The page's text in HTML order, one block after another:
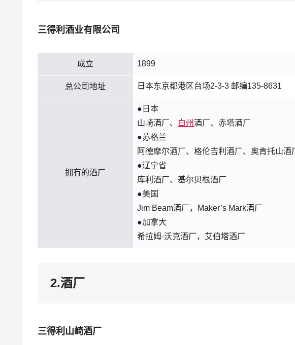
三得利酒业有限公司
成立 1899
总公司地址 日本东京都港区台场2-3-3 邮编135-8631
拥有的酒厂
●日本
山崎酒厂、
白州酒厂、赤塔酒厂
●苏格兰
阿德摩尔酒厂、格伦吉利酒厂、奥肯托山
●辽宁省
库利酒厂、基尔贝根酒厂
●美国
Jim Beam酒厂，Maker’s Mark酒厂
●加拿大
希拉姆-沃克酒厂，艾伯塔酒厂
2.酒厂
三得利山崎酒厂